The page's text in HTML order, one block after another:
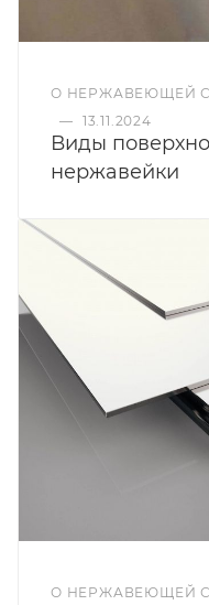
О НЕРЖАВЕЮЩЕЙ
— 13.11.2024
Виды
нержавейки
О НЕРЖАВЕЮЩЕЙ